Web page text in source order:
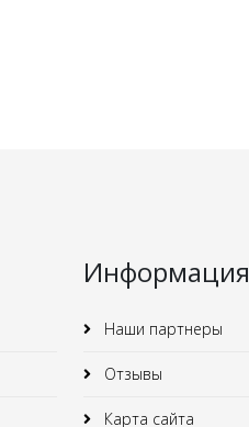
Информация
Наши партнеры
Отзывы
Карта сайта